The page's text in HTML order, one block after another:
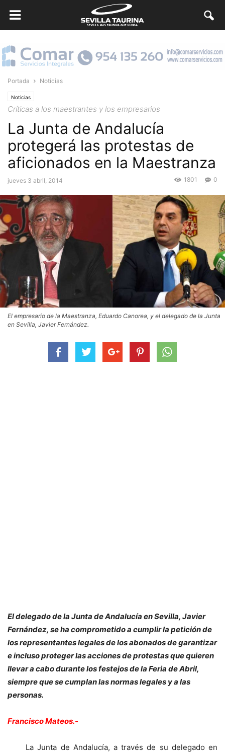
Portada Noticias
Noticias
Críticas a los maestrantes y los empresarios
La Junta de Andalucía
protegerá las protestas de
aficionados en la Maestranza
jueves 3 abril, 2014 0
1801
El empresario de la Maestranza, Eduardo Canorea, y el delegado de la Junta
en Sevilla, Javier Fernández.
El delegado de la Junta de Andalucía en Sevilla, Javier
Fernández, se ha comprometido a cumplir la petición de
los representantes legales de los abonados de garantizar
e incluso proteger las acciones de protestas que quieren
llevar a cabo durante los festejos de la Feria de Abril,
siempre que se cumplan las normas legales y a las
personas.
Francisco Mateos.-
La Junta de Andalucía, a través de su delegado en